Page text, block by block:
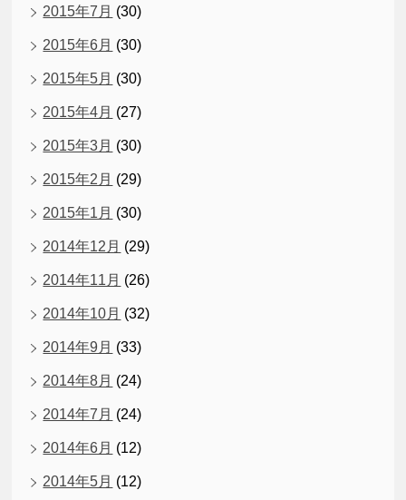
2015年7月 (30)
2015年6月 (30)
2015年5月 (30)
2015年4月 (27)
2015年3月 (30)
2015年2月 (29)
2015年1月 (30)
2014年12月 (29)
2014年11月 (26)
2014年10月 (32)
2014年9月 (33)
2014年8月 (24)
2014年7月 (24)
2014年6月 (12)
2014年5月 (12)